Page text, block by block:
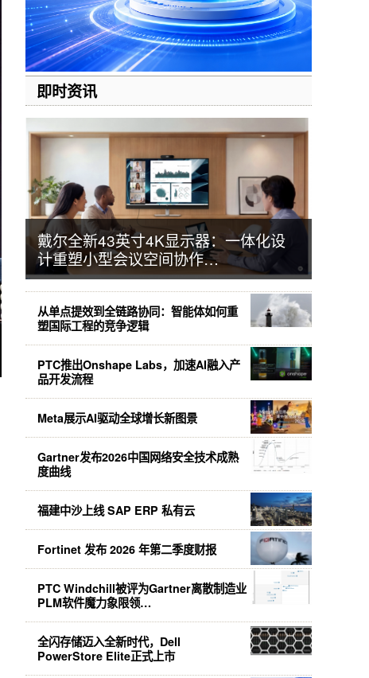
即时资讯
戴尔全新43英寸4K显示器：一体化设
计重塑小型会议空间协作…
从单点提效到全链路协同：智能体如何重
塑国际工程的竞争逻辑
PTC推出Onshape Labs，加速AI融入产
品开发流程
Meta展示AI驱动全球增长新图景
Gartner发布2026中国网络安全技术成熟
度曲线
福建中沙上线 SAP ERP 私有云
Fortinet 发布 2026 年第二季度财报
PTC Windchill被评为Gartner离散制造业
PLM软件魔力象限领…
全闪存储迈入全新时代，Dell
PowerStore Elite正式上市